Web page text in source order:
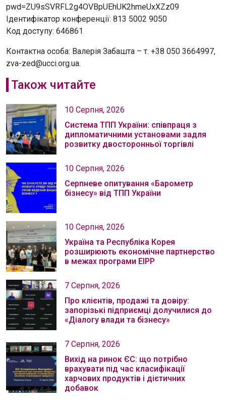
pwd=ZU9sSVRFL2g4OVBpUEhUK2hmeUxXZz09
Ідентифікатор конференції: 813 5002 9050
Код доступу: 646861
Контактна особа: Валерія Забашта – т. +38 050 3664997,
zva-zed@ucci.org.ua.
Також читайте
10 Серпня, 2026
Система ТПП України: співпраця з
дипломатичними установами задля
розвитку двосторонньої торгівлі
10 Серпня, 2026
Серпневе опитування «Барометр
бізнесу» від ТПП України
10 Серпня, 2026
Україна та Республіка Корея
розширюють економічне партнерство
в межах програми EIPP
7 Серпня, 2026
Про клієнтів, продажі та довіру:
запорізькі підприємці долучилися до
«Діалогу влади та бізнесу»
7 Серпня, 2026
Вихід на ринок ЄС: що потрібно
врахувати під час класифікації
харчових продуктів і дієтичних
добавок